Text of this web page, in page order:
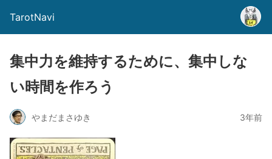
TarotNavi
集中力を維持するために、集中しな
い時間を作ろう
やまだまさゆき 3年前